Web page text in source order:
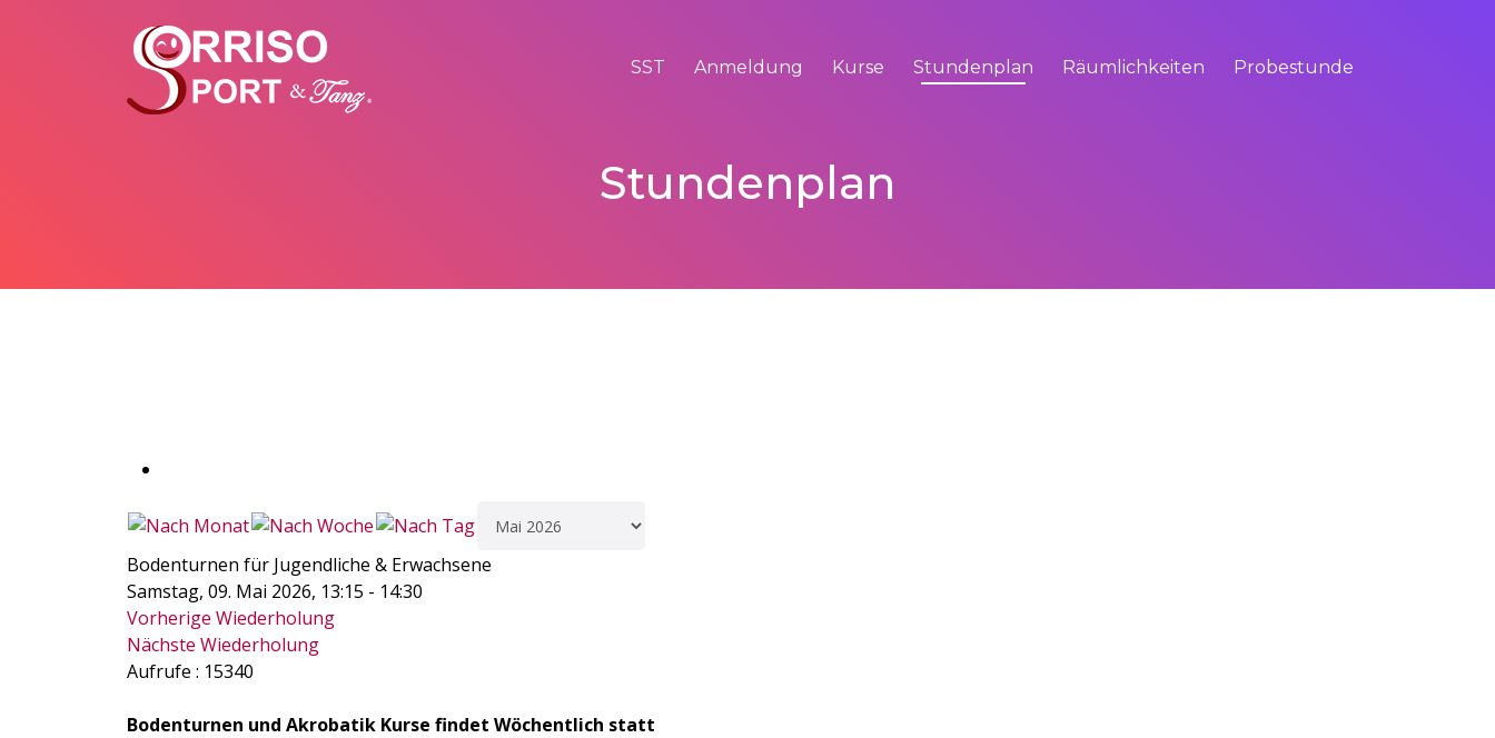
SST Anmeldung Kurse Stundenplan Räumlichkeiten Probestunde
Stundenplan
Bodenturnen für Jugendliche & Erwachsene
Samstag, 09. Mai 2026, 13:15 - 14:30
Vorherige Wiederholung
Nächste Wiederholung
Aufrufe : 15340
Bodenturnen und Akrobatik Kurse findet Wöchentlich statt